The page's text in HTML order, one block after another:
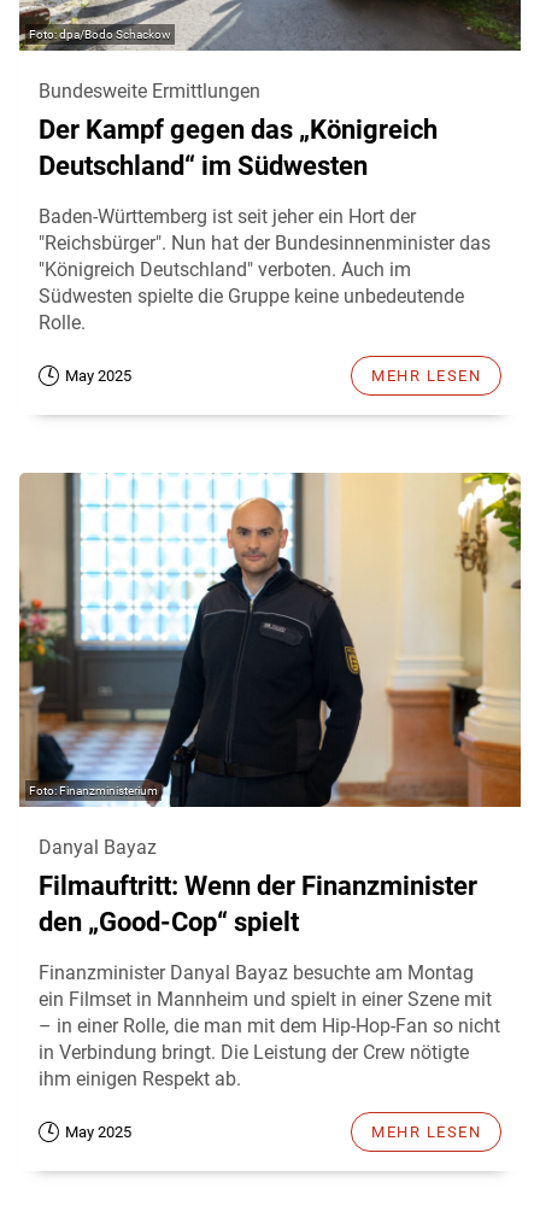
dpa/Bodo Schackow
Bundesweite Ermittlungen
Der Kampf gegen das „Königreich
Deutschland“ im Südwesten
Baden-Württemberg ist seit jeher ein Hort der
"Reichsbürger". Nun hat der Bundesinnenminister das
"Königreich Deutschland" verboten. Auch im
Südwesten spielte die Gruppe keine unbedeutende
Rolle.
May 2025 MEHR LESEN
Finanzministerium
Danyal Bayaz
Filmauftritt: Wenn der Finanzminister
den „Good-Cop“ spielt
Finanzminister Danyal Bayaz besuchte am Montag
ein Filmset in Mannheim und spielt in einer Szene mit
– in einer Rolle, die man mit dem Hip-Hop-Fan so nicht
in Verbindung bringt. Die Leistung der Crew nötigte
ihm einigen Respekt ab.
May 2025 MEHR LESEN